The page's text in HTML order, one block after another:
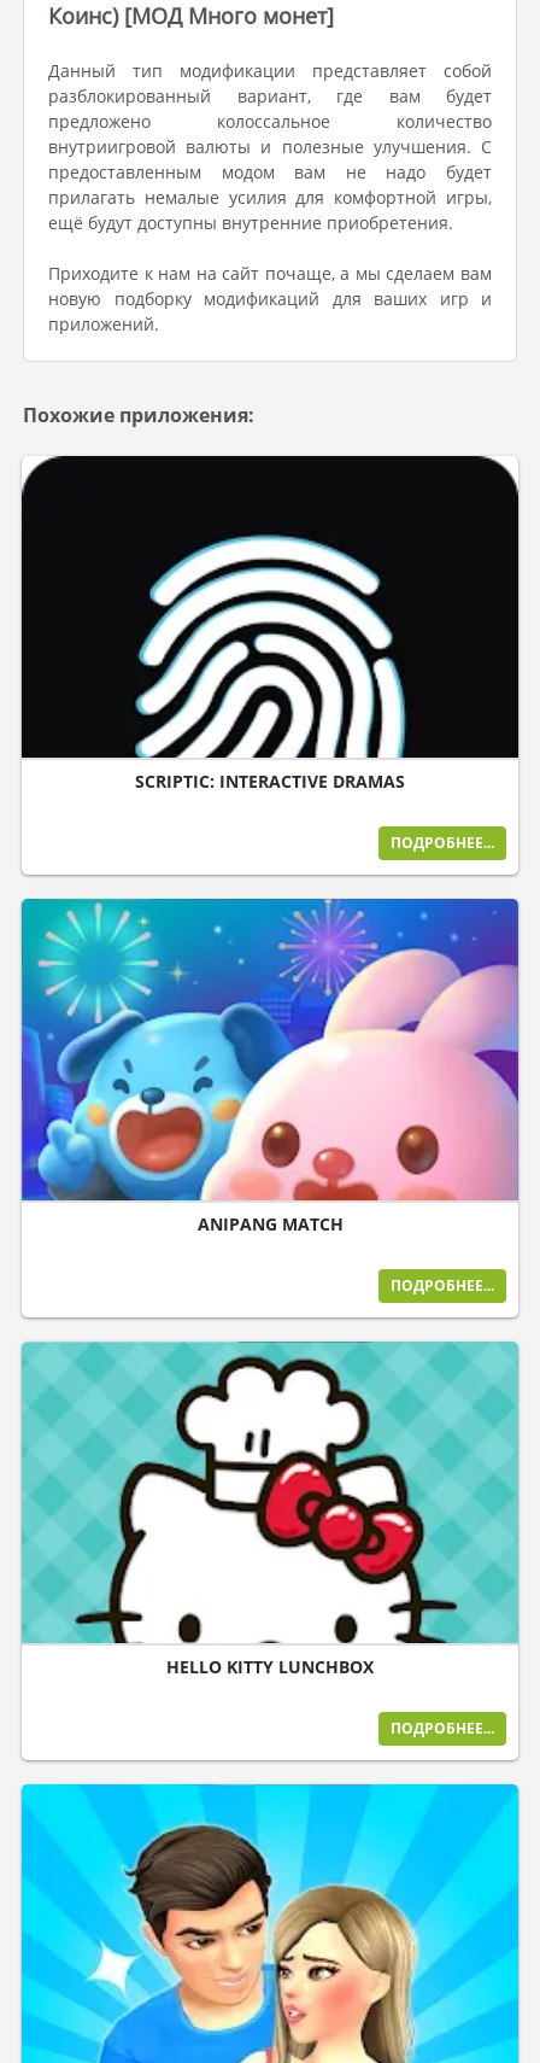
Коинс) [МОД Много монет]
Данный тип модификации представляет собой
разблокированный вариант, где вам будет
предложено колоссальное количество
внутриигровой валюты и полезные улучшения. С
предоставленным модом вам не надо будет
прилагать немалые усилия для комфортной игры,
ещё будут доступны внутренние приобретения.
Приходите к нам на сайт почаще, а мы сделаем вам
новую подборку модификаций для ваших игр и
приложений.
Похожие приложения:
SCRIPTIC: INTERACTIVE DRAMAS
ПОДРОБНЕЕ...
ANIPANG MATCH
ПОДРОБНЕЕ...
HELLO KITTY LUNCHBOX
ПОДРОБНЕЕ...